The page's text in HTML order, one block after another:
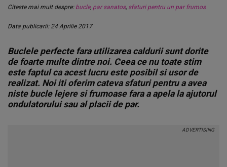
Citeste mai mult despre: bucle, par sanatos, sfaturi pentru un par frumos
Data publicarii: 24 Aprilie 2017
Buclele perfecte fara utilizarea caldurii sunt dorite
de foarte multe dintre noi. Ceea ce nu toate stim
este faptul ca acest lucru este posibil si usor de
realizat. Noi iti oferim cateva sfaturi pentru a avea
niste bucle lejere si frumoase fara a apela la ajutorul
ondulatorului sau al placii de par.